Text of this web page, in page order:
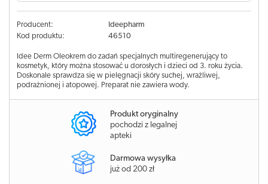
Producent:
Ideepharm
Kod produktu:
46510
Idee Derm Oleokrem do zadań specjalnych multiregenerujący to
kosmetyk, który można stosować u dorosłych i dzieci od 3. roku życia.
Doskonale sprawdza się w pielęgnacji skóry suchej, wrażliwej,
podrażnionej i atopowej. Preparat nie zawiera wody.
Produkt oryginalny
pochodzi z legalnej
apteki
Darmowa wysyłka
już od 200 zł